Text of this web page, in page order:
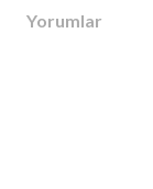
Yorumlar